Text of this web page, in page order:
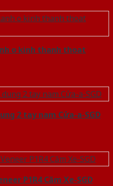
o kinh thanh thoat
2 tay nam Cửa-a-SGD
P1R4 Căm Xe-SGD